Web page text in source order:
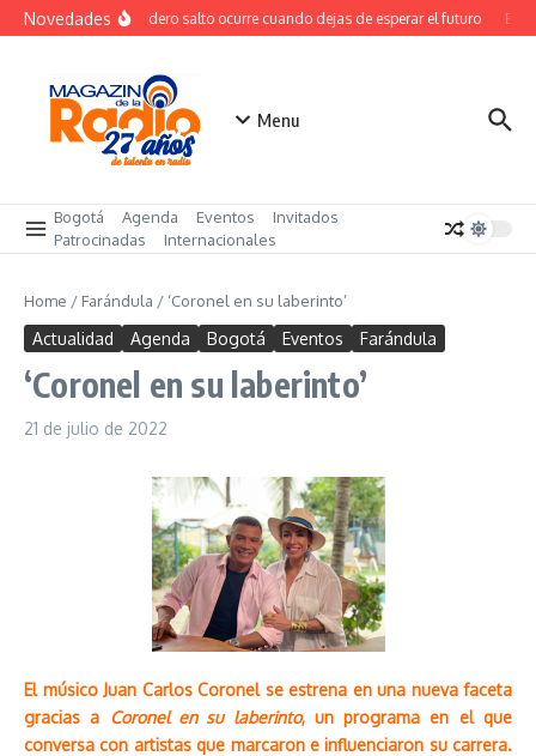
Saltar al contenido
NovedadesEl verdadero salto ocurre cuando dejas de esperar el futuro El
Menu
Bogotá Agenda Eventos
Invitados
Patrocinadas
Internacionales
Home / Farándula / ‘Coronel en su laberinto’
Actualidad Agenda Bogotá Eventos Farándula
‘Coronel en su laberinto’
21 de julio de 2022
El músico Juan Carlos Coronel se estrena en una nueva faceta
gracias a Coronel en su laberinto, un programa en el que
conversa con artistas que marcaron e influenciaron su carrera.